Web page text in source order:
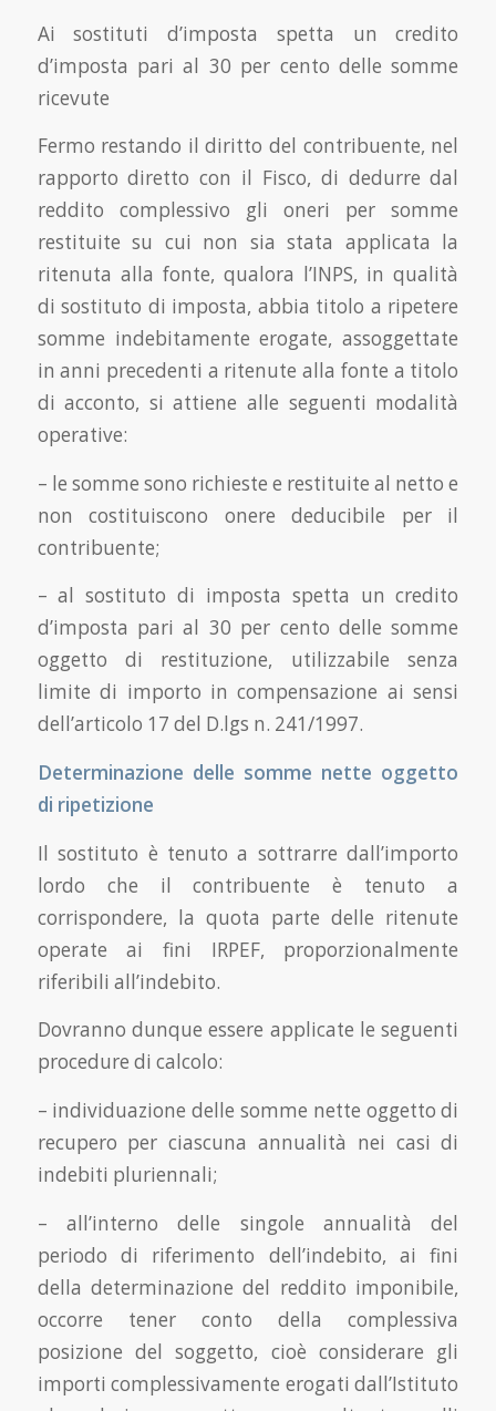
Ai sostituti d’imposta spetta un credito
d’imposta pari al 30 per cento delle somme
ricevute
Fermo restando il diritto del contribuente, nel
rapporto diretto con il Fisco, di dedurre dal
reddito complessivo gli oneri per somme
restituite su cui non sia stata applicata la
ritenuta alla fonte, qualora l’INPS, in qualità
di sostituto di imposta, abbia titolo a ripetere
somme indebitamente erogate, assoggettate
in anni precedenti a ritenute alla fonte a titolo
di acconto, si attiene alle seguenti modalità
operative:
– le somme sono richieste e restituite al netto e
non costituiscono onere deducibile per il
contribuente;
– al sostituto di imposta spetta un credito
d’imposta pari al 30 per cento delle somme
oggetto di restituzione, utilizzabile senza
limite di importo in compensazione ai sensi
dell’articolo 17 del D.lgs n. 241/1997.
Determinazione delle somme nette oggetto
di ripetizione
Il sostituto è tenuto a sottrarre dall’importo
lordo che il contribuente è tenuto a
corrispondere, la quota parte delle ritenute
operate ai fini IRPEF, proporzionalmente
riferibili all’indebito.
Dovranno dunque essere applicate le seguenti
procedure di calcolo:
– individuazione delle somme nette oggetto di
recupero per ciascuna annualità nei casi di
indebiti pluriennali;
– all’interno delle singole annualità del
periodo di riferimento dell’indebito, ai fini
della determinazione del reddito imponibile,
occorre tener conto della complessiva
posizione del soggetto, cioè considerare gli
importi complessivamente erogati dall’Istituto